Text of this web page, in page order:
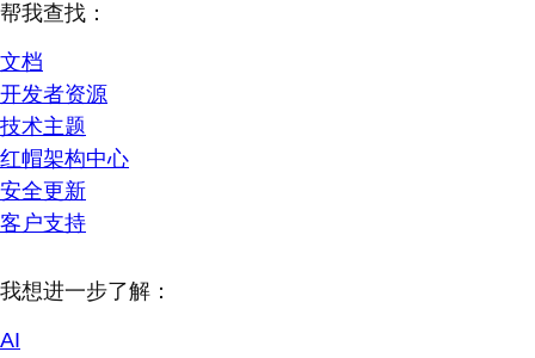
帮我查找：
文档
开发者资源
技术主题
红帽架构中心
安全更新
客户支持
我想进一步了解：
AI